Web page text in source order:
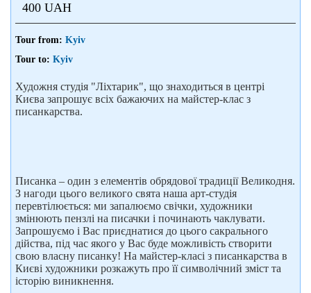
400 UAH
Tour from: Kyiv
Tour to: Kyiv
Художня студія "Ліхтарик", що знаходиться в центрі
Києва запрошує всіх бажаючих на майстер-клас з
писанкарства.
Писанка – один з елементів обрядової традиції Великодня.
З нагоди цього великого свята наша арт-студія
перевтілюється: ми запалюємо свічки, художники
змінюють пензлі на писачки і починають чаклувати.
Запрошуємо і Вас приєднатися до цього сакрального
дійства, під час якого у Вас буде можливість створити
свою власну писанку! На майстер-класі з писанкарства в
Києві художники розкажуть про її символічний зміст та
історію виникнення.